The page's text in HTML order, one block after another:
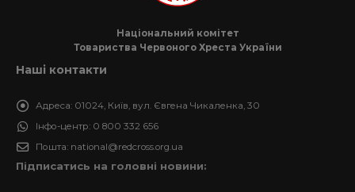
Національний комітет
Товариства Червоного Хреста України
Наші контакти
Адреса: 01024, Київ, вул. Євгена Чикаленка, 30
Інфо-центр: 0 800 332 656
Пошта: national@redcross.org.ua
Підписатись на головні новини: